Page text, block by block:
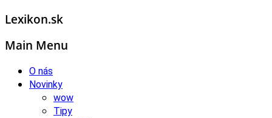
Lexikon.sk
Main Menu
O nás
Novinky
wow
Tipy